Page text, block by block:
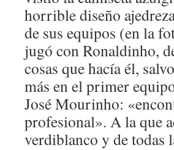
horrible diseño
de sus equipos (en la
jugó con Ronaldinho,
cosas que hacía él,
más en el primer
José Mourinho:
profesional». A la que
verdiblanco y de todas